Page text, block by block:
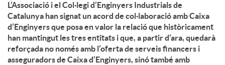
s
S
L’Associació i el Col·legi d’Enginyers Industrials de
Catalunya han signat un acord de col·laboració amb Caixa
d’Enginyers que posa en valor la relació que històricament
han mantingut les tres entitats i que, a partir d’ara, quedarà
reforçada no només amb l’oferta de serveis financers i
asseguradors de Caixa d’Enginyers, sinó també amb